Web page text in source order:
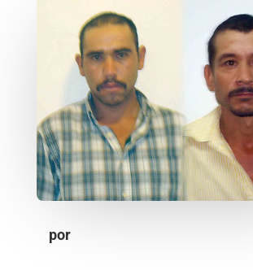
por